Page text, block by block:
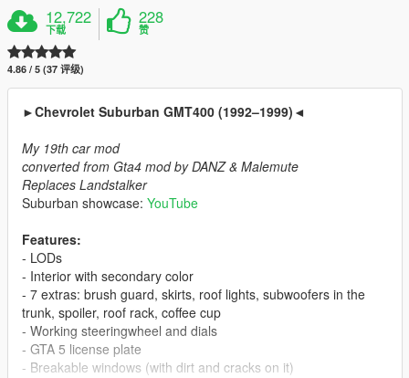
12,722
下载
228
赞
4.86 / 5 (37 评级)
►Chevrolet Suburban GMT400 (1992–1999)◄
My 19th car mod
converted from Gta4 mod by DANZ & Malemute
Replaces Landstalker
Suburban showcase: YouTube
Features:
- LODs
- Interior with secondary color
- 7 extras: brush guard, skirts, roof lights, subwoofers in the
trunk, spoiler, roof rack, coffee cup
- Working steeringwheel and dials
- GTA 5 license plate
- Breakable windows (with dirt and cracks on it)